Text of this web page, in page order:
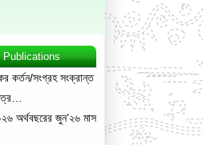
Publications
কর্তন/সংগ্রহ সংক্রান্ত
অর্থবছরের জুন’২৬ মাস